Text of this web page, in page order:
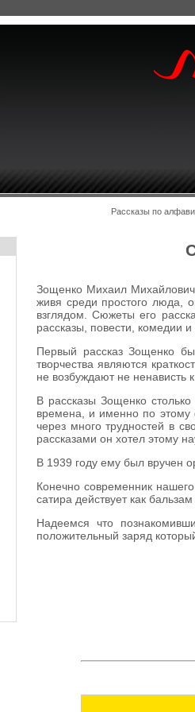
Рассказы по
Зощенко Михаил
живя среди простого люда,
взглядом. Сюжеты его
рассказы, повести, комедии
Первый рассказ Зощенко
творчества являются
не возбуждают не ненависть
В рассказы Зощенко
времена, и именно по этому
через много трудностей в
рассказами он хотел этому
В 1939 году ему был вручен
Конечно современник
сатира действует как
Надеемся что
положительный заряд